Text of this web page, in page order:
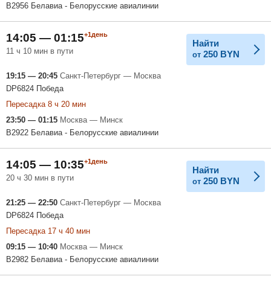
B2956 Белавиа - Белорусские авиалинии
14:05 — 01:15+1день
11 ч 10 мин в пути
Найти
от 250 BYN
19:15 — 20:45 Санкт-Петербург — Москва
DP6824 Победа
Пересадка 8 ч 20 мин
23:50 — 01:15 Москва — Минск
B2922 Белавиа - Белорусские авиалинии
14:05 — 10:35+1день
20 ч 30 мин в пути
Найти
от 250 BYN
21:25 — 22:50 Санкт-Петербург — Москва
DP6824 Победа
Пересадка 17 ч 40 мин
09:15 — 10:40 Москва — Минск
B2982 Белавиа - Белорусские авиалинии